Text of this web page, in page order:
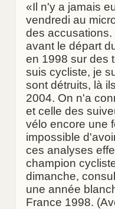
«Il n'y a jamais
vendredi au
des accusations.
avant le départ
en 1998 sur des
suis cycliste, je
sont détruits, là
2004. On n'a
et celle des
vélo encore une
impossible
ces analyses
champion
dimanche,
une année
France 1998.